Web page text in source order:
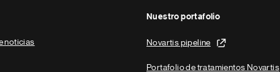
noticias
Nuestro portafolio
Novartis pipeline
Portafolio de tratamientos Novartis